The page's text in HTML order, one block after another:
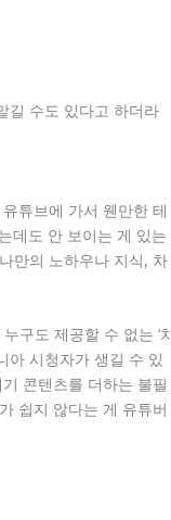
길 수도 있다고 하더라
튜브에 가서 웬만한 테
데도 안 보이는 게 있는
만의 노하우나 지식, 차
구도 제공할 수 없는 ‘
아 시청자가 생길 수 있
콘텐츠를 더하는 불필
쉽지 않다는 게 유튜버